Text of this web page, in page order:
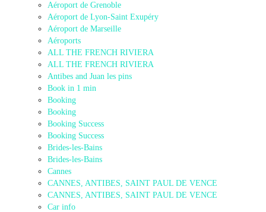
Aéroport de Grenoble
Aéroport de Lyon-Saint Exupéry
Aéroport de Marseille
Aéroports
ALL THE FRENCH RIVIERA
ALL THE FRENCH RIVIERA
Antibes and Juan les pins
Book in 1 min
Booking
Booking
Booking Success
Booking Success
Brides-les-Bains
Brides-les-Bains
Cannes
CANNES, ANTIBES, SAINT PAUL DE VENCE
CANNES, ANTIBES, SAINT PAUL DE VENCE
Car info